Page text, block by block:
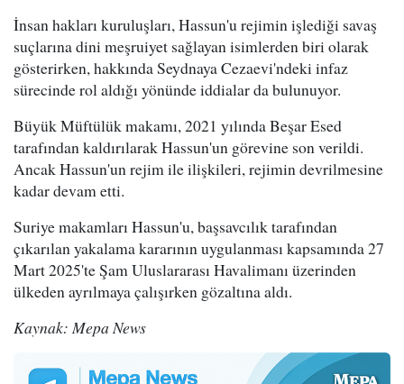
İnsan hakları kuruluşları, Hassun'u rejimin işlediği savaş
suçlarına dini meşruiyet sağlayan isimlerden biri olarak
gösterirken, hakkında Seydnaya Cezaevi'ndeki infaz
sürecinde rol aldığı yönünde iddialar da bulunuyor.
Büyük Müftülük makamı, 2021 yılında Beşar Esed
tarafından kaldırılarak Hassun'un görevine son verildi.
Ancak Hassun'un rejim ile ilişkileri, rejimin devrilmesine
kadar devam etti.
Suriye makamları Hassun'u, başsavcılık tarafından
çıkarılan yakalama kararının uygulanması kapsamında 27
Mart 2025'te Şam Uluslararası Havalimanı üzerinden
ülkeden ayrılmaya çalışırken gözaltına aldı.
Kaynak: Mepa News